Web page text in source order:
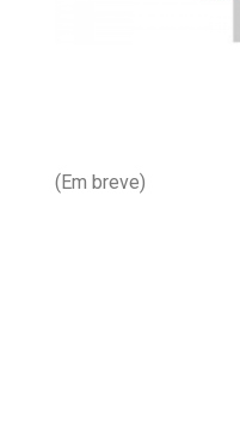
(Em breve)